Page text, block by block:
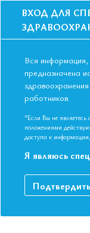
Главная Образование
ЦИКЛ ЛЕКЦИЙ
ЦИКЛ
лекции)
Лекция 1 "Диеты
"Веганство и
ВХОД ДЛЯ
Вся
предназначена
работников.
*Если Вы не являетесь
положениями
доступа к
Я являюсь
Подтвердить